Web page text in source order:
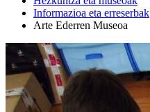
Informazioa eta erreserbak
Arte Ederren Museoa